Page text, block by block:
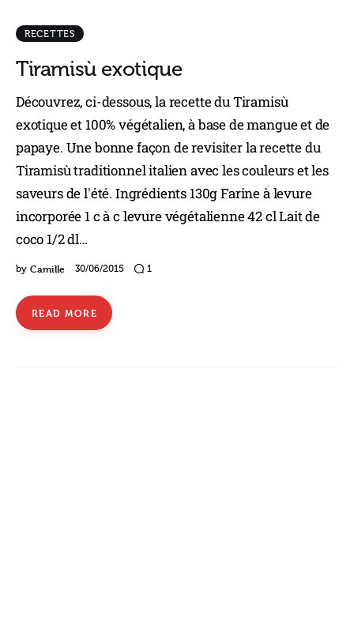
RECETTES
Tiramisù exotique
Découvrez, ci-dessous, la recette du Tiramisù
exotique et 100% végétalien, à base de mangue et de
papaye. Une bonne façon de revisiter la recette du
Tiramisù traditionnel italien avec les couleurs et les
saveurs de l'été. Ingrédients 130g Farine à levure
incorporée 1 c à c levure végétalienne 42 cl Lait de
coco 1/2 dl…
by Camille 30/06/2015 1
READ MORE